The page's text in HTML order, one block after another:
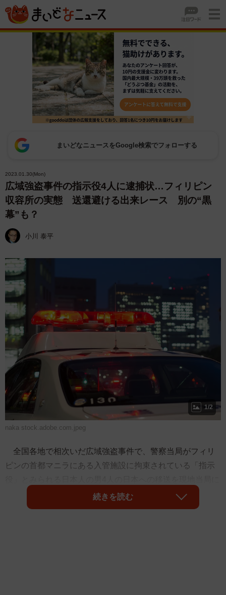
まいどなニュースをGoogle検索でフォローする
2023.01.30(Mon)
広域強盗事件の指示役4人に逮捕状…フィリピン
収容所の実態 送還避ける出来レース 別の“黒
幕”も？
小川 泰平
1/2
naka stock.adobe.com.jpeg
全国各地で相次いだ広域強盗事件で、警察当局がフィリ
ピンの首都マニラにある入管施設に拘束されている「指示
求め、名前と顔写真も公表された。国際犯罪に詳しい元神
奈川県警刑事で犯罪ジャーナリストの小川泰平氏が30日、
続きを読む